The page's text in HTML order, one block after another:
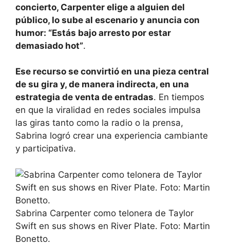
concierto, Carpenter elige a alguien del
público, lo sube al escenario y anuncia con
humor: “Estás bajo arresto por estar
demasiado hot”.
Ese recurso se convirtió en una pieza central
de su gira y, de manera indirecta, en una
estrategia de venta de entradas. En tiempos
en que la viralidad en redes sociales impulsa
las giras tanto como la radio o la prensa,
Sabrina logró crear una experiencia cambiante
y participativa.
Sabrina Carpenter como telonera de Taylor
Swift en sus shows en River Plate. Foto: Martin
Bonetto.